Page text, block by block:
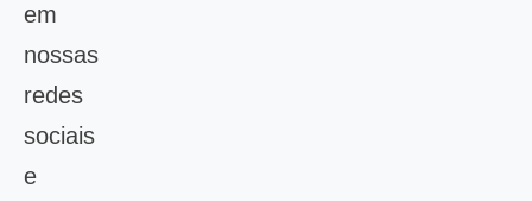
em
nossas
redes
sociais
e